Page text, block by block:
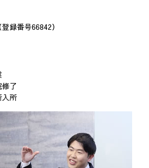
録番号66842）
了
入所